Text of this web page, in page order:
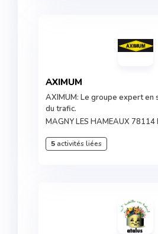
AXIMUM
AXIMUM: Le groupe expert en
du trafic.
MAGNY LES HAMEAUX 78114
5activités liées